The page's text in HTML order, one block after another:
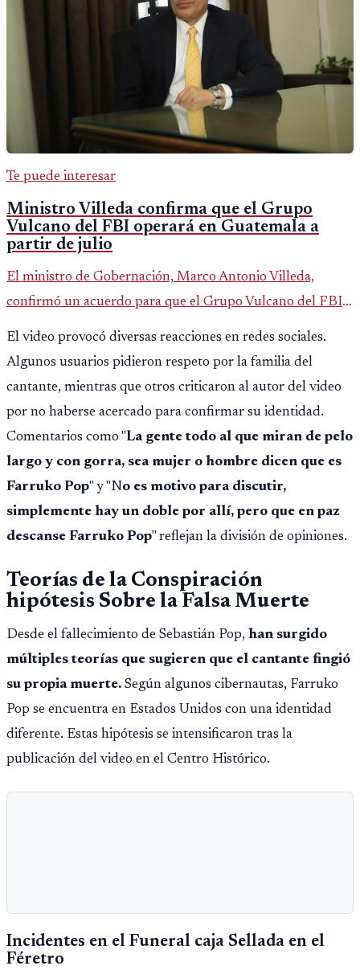
Te puede interesar
Ministro Villeda confirma que el Grupo
Vulcano del FBI operará en Guatemala a
partir de julio
El ministro de Gobernación, Marco Antonio Villeda,
confirmó un acuerdo para que el Grupo Vulcano del FBI
El video provocó diversas reacciones en redes sociales.
Algunos usuarios pidieron respeto por la familia del
cantante, mientras que otros criticaron al autor del video
por no haberse acercado para confirmar su identidad.
Comentarios como "La gente todo al que miran de pelo
largo y con gorra, sea mujer o hombre dicen que es
Farruko Pop" y "No es motivo para discutir,
simplemente hay un doble por allí, pero que en paz
descanse Farruko Pop" reflejan la división de opiniones.
Teorías de la Conspiración
hipótesis Sobre la Falsa Muerte
Desde el fallecimiento de Sebastián Pop, han surgido
múltiples teorías que sugieren que el cantante fingió
su propia muerte. Según algunos cibernautas, Farruko
Pop se encuentra en Estados Unidos con una identidad
diferente. Estas hipótesis se intensificaron tras la
publicación del video en el Centro Histórico.
Incidentes en el Funeral caja Sellada en el
Féretro